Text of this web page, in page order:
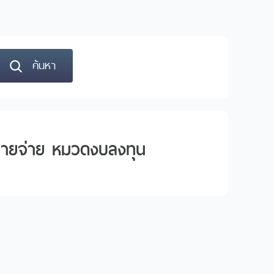
ค้นหา
ยจ่าย หมวดงบลงทุน